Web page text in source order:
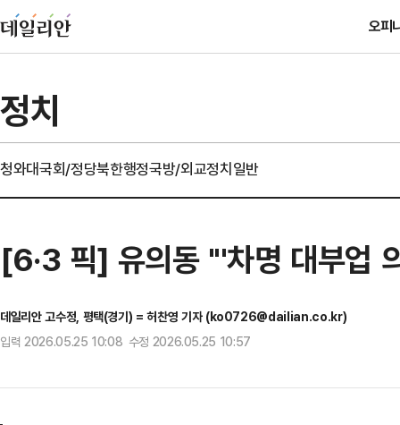
오피
정치
청와대국회/정당북한행정국방/외교정치일반
[6·3 픽] 유의동 "'차명 대부업
데일리안 고수정, 평택(경기) = 허찬영 기자 (ko0726@dailian.co.kr)
입력 2026.05.25 10:08 수정 2026.05.25 10:57